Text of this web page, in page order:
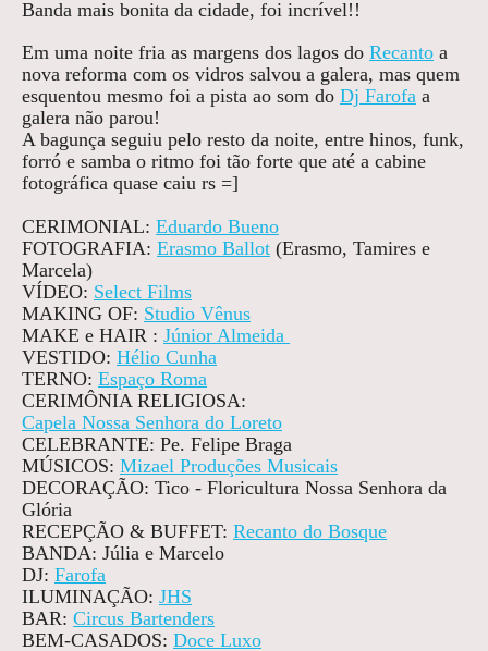
Banda mais bonita da cidade, foi incrível!!
Em uma noite fria as margens dos lagos do Recanto a
nova reforma com os vidros salvou a galera, mas quem
esquentou mesmo foi a pista ao som do Dj Farofa a
galera não parou!
A bagunça seguiu pelo resto da noite, entre hinos, funk,
forró e samba o ritmo foi tão forte que até a cabine
fotográfica quase caiu rs =]
CERIMONIAL: Eduardo Bueno
FOTOGRAFIA: Erasmo Ballot (Erasmo, Tamires e
Marcela)
VÍDEO: Select Films
MAKING OF: Studio Vênus
MAKE e HAIR : Júnior Almeida
VESTIDO: Hélio Cunha
TERNO: Espaço Roma
CERIMÔNIA RELIGIOSA:
Capela Nossa Senhora do Loreto
CELEBRANTE: Pe. Felipe Braga
MÚSICOS: Mizael Produções Musicais
DECORAÇÃO: Tico - Floricultura Nossa Senhora da
Glória
RECEPÇÃO & BUFFET: Recanto do Bosque
BANDA: Júlia e Marcelo
DJ: Farofa
ILUMINAÇÃO: JHS
BAR: Circus Bartenders
BEM-CASADOS: Doce Luxo